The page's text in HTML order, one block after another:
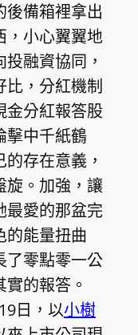
後備箱裡拿出
，小心翼翼地
融資協同，
，分紅機制
金分紅報答股
擊中千紙鶴
存在意義，
旋。加強，讓
最愛的那盆完
的能量扭曲
了零點零一公
的報答。
日，以小樹